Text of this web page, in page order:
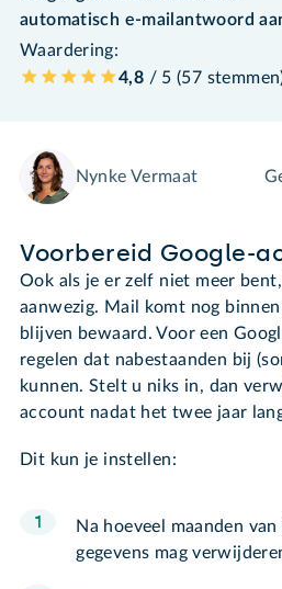
automatisch e-mailantwoord
Waardering:
4,8 / 5 (57 stemmen
Nynke Vermaat
Voorbereid Google-
Ook als je er zelf niet meer
aanwezig. Mail komt nog
blijven bewaard. Voor een
regelen dat nabestaanden bij
kunnen. Stelt u niks in, dan
account nadat het twee jaar
Dit kun je instellen:
Na hoeveel maanden
gegevens mag